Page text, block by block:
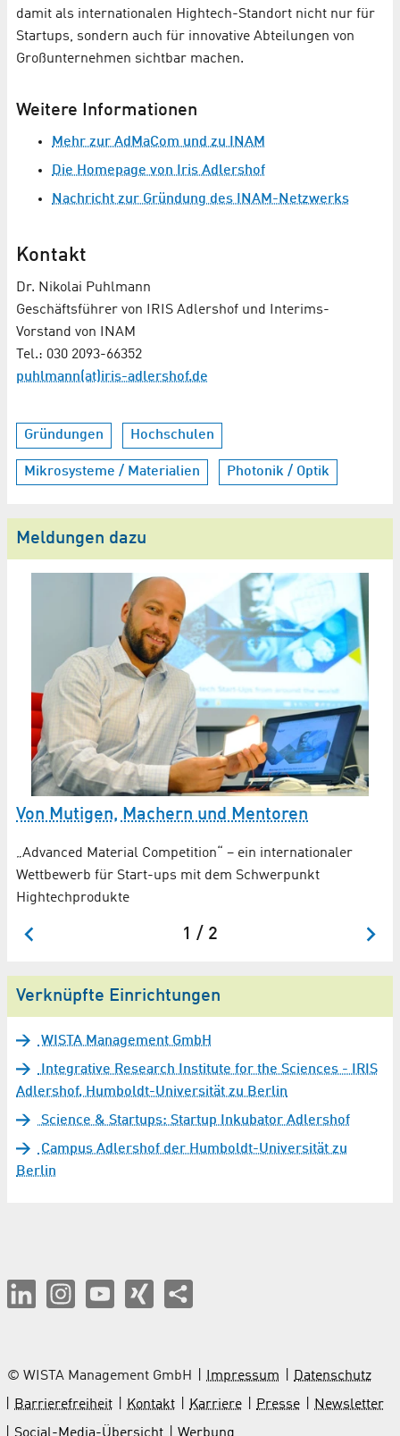
damit als internationalen Hightech-Standort nicht nur für
Startups, sondern auch für innovative Abteilungen von
Großunternehmen sichtbar machen.
Weitere Informationen
Mehr zur AdMaCom und zu INAM
Die Homepage von Iris Adlershof
Nachricht zur Gründung des INAM-Netzwerks
Kontakt
Dr. Nikolai Puhlmann
Geschäftsführer von IRIS Adlershof und Interims-
Vorstand von INAM
Tel.: 030 2093-66352
puhlmann(at)iris-adlershof.de
Gründungen Hochschulen
Mikrosysteme / Materialien Photonik / Optik
Meldungen dazu
Von Mutigen, Machern und Mentoren
„Advanced Material Competition“ – ein internationaler
Wettbewerb für Start-ups mit dem Schwerpunkt
Hightechprodukte
1 / 2
Verknüpfte Einrichtungen
WISTA Management GmbH
Integrative Research Institute for the Sciences - IRIS
Adlershof, Humboldt-Universität zu Berlin
Science & Startups: Startup Inkubator Adlershof
Campus Adlershof der Humboldt-Universität zu
Berlin
© WISTA Management GmbH Impressum
Datenschutz
Barrierefreiheit
Kontakt Karriere Presse
Newsletter